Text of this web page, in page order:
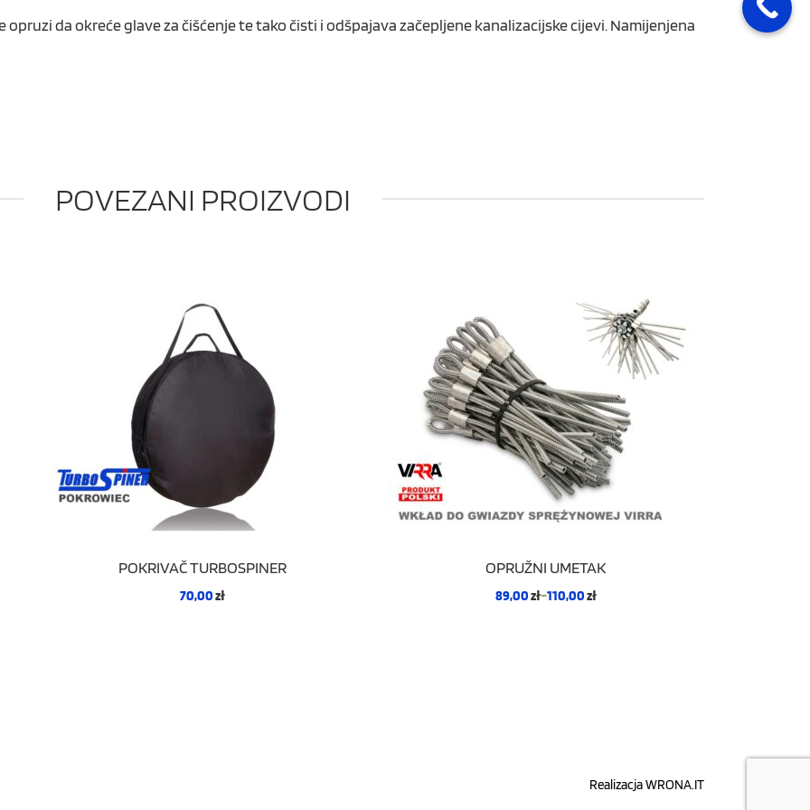
da okreće glave za čišćenje te tako čisti i odšpajava začepljene kanalizacijske cijevi. Namijenjena
POVEZANI PROIZVODI
POKRIVAČ TURBOSPINER
70,00zł
OPRUŽNI UMETAK
89,00zł–110,00zł
RealizacjaWRONA.IT